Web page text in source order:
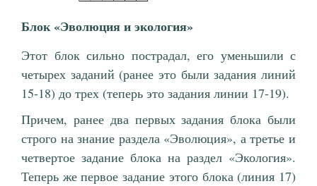
Блок «Эволюция и экология»
Этот блок сильно пострадал, его уменьшили с
четырех заданий (ранее это были задания линий
15-18) до трех (теперь это задания линии 17-19).
Причем, ранее два первых задания блока были
строго на знание раздела «Эволюция», а третье и
четвертое задание блока на раздел «Экология».
Теперь же первое задание этого блока (линия 17)